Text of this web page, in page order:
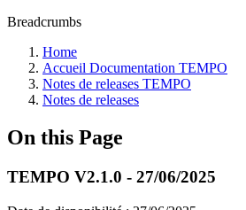
Breadcrumbs
Home
Accueil Documentation TEMPO
Notes de releases TEMPO
Notes de releases
On this Page
TEMPO V2.1.0 - 27/06/2025